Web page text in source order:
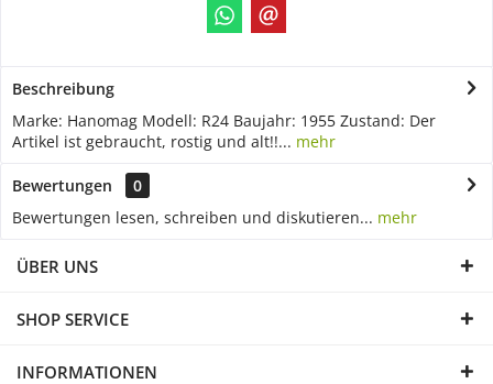
Beschreibung
Marke: Hanomag Modell: R24 Baujahr: 1955 Zustand: Der
Artikel ist gebraucht, rostig und alt!!... mehr
Bewertungen
0
Bewertungen lesen, schreiben und diskutieren... mehr
ÜBER UNS
SHOP SERVICE
INFORMATIONEN